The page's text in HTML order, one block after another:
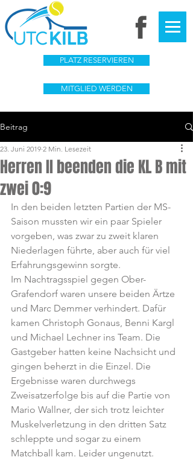
PLATZ RESERVIEREN
MITGLIED WERDEN
Beitrag
Herren II beenden die KL B mit
zwei 0:9
23. Juni 2019 2 Min. Lesezeit
In den beiden letzten Partien der MS-
Saison mussten wir ein paar Spieler
vorgeben, was zwar zu zweit klaren
Niederlagen führte, aber auch für viel
Erfahrungsgewinn sorgte.
Im Nachtragsspiel gegen Ober-
Grafendorf waren unsere beiden Ärtze
und Marc Demmer verhindert. Dafür
kamen Christoph Gonaus, Benni Kargl
und Michael Lechner ins Team. Die
Gastgeber hatten keine Nachsicht und
gingen beherzt in die Einzel. Die
Ergebnisse waren durchwegs
Zweisatzerfolge bis auf die Partie von
Mario Wallner, der sich trotz leichter
Muskelverletzung in den dritten Satz
schleppte und sogar zu einem
Matchball kam. Leider ungenutzt.